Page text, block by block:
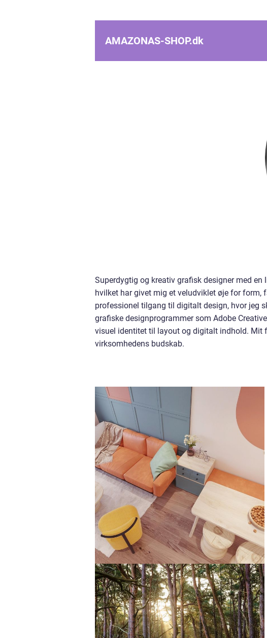
AMAZONAS-SHOP.dk
Superdygtig og kreativ grafisk designer med
hvilket har givet mig et veludviklet øje for form,
professionel tilgang til digitalt design, hvor jeg
grafiske designprogrammer som Adobe
visuel identitet til layout og digitalt indhold. Mit
virksomhedens budskab.